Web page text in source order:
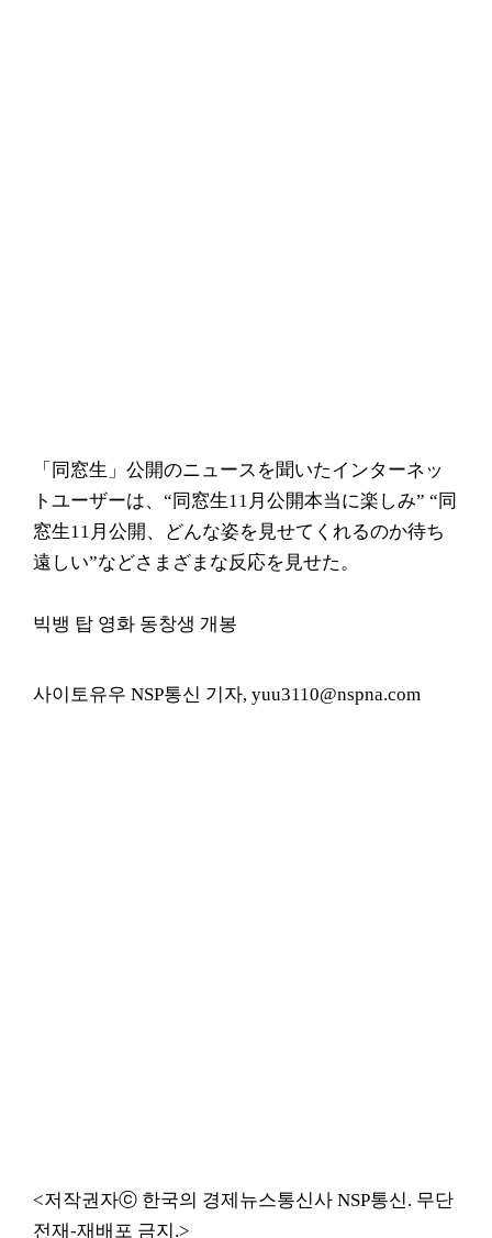
「同窓生」公開のニュースを聞いたインターネッ
トユーザーは、“同窓生11月公開本当に楽しみ” “同
窓生11月公開、どんな姿を見せてくれるのか待ち
遠しい”などさまざまな反応を見せた。
빅뱅 탑 영화 동창생 개봉
사이토유우 NSP통신 기자, yuu3110@nspna.com
<저작권자ⓒ 한국의 경제뉴스통신사 NSP통신. 무단
전재-재배포 금지.>